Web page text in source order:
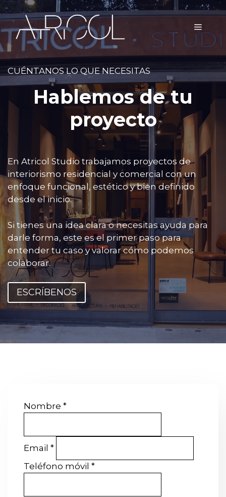
Saltar
al
contenido
CUÉNTANOS LO QUE NECESITAS
Hablemos de tu
proyecto
En Atricol Studio trabajamos proyectos de
interiorismo residencial y comercial con un
enfoque funcional, estético y bien definido
desde el inicio.
Si tienes una idea clara o necesitas ayuda para
darle forma, este es el primer paso para
entender tu caso y valorar cómo podemos
colaborar.
ESCRÍBENOS
Nombre *
Email *
Teléfono móvil *